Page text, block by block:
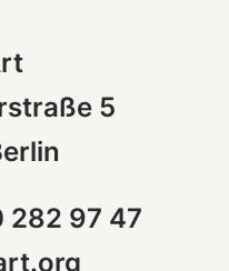
5
282 97 47